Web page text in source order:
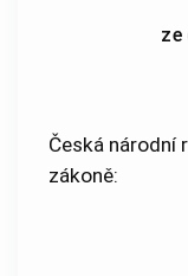
ze
Česká národní
zákoně: